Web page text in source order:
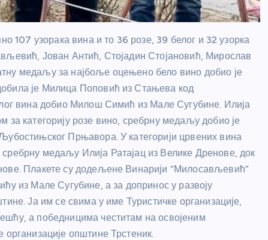
107 узорака вина и то 36 розе, 39 белог и 32 узорка
Јован Антић, Стојадин Стојановић, Мирослав
медаљу за најбоље оцењено бело вино добио је
је Милица Поповић из Стањева код
вина добио Милош Симић из Мале Сугубине. Илија
категорију розе вино, сребрну медаљу добио је
Прњавора. У категорији црвених вина
медаљу Илија Ратајац из Велике Дренове, док
Плакете су додељене Винарији “Милосављевић”
из Мале Сугубине, а за допринос у развоју
Ја им се свима у име Туристичке организације,
а победницима честитам на освојеним
општине Трстеник.